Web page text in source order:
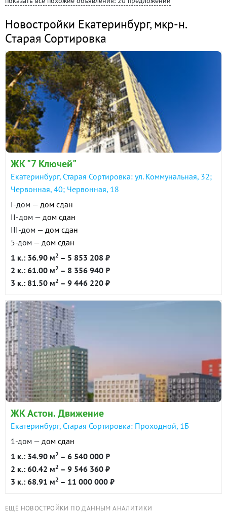
Новостройки Екатеринбург,мкр-н.
Старая Сортировка
ЖК "7 Ключей"
Екатеринбург, Старая Сортировка: ул. Коммунальная, 32;
Червонная, 40; Червонная, 18
I-дом — дом сдан
II-дом — дом сдан
III-дом — дом сдан
5-дом — дом сдан
1 к.: 36.90 м2 – 5 853 208 ₽
2 к.: 61.00 м2 – 8 356 940 ₽
3 к.: 81.50 м2 – 9 446 220 ₽
ЖК Астон. Движение
Екатеринбург, Старая Сортировка: Проходной, 1Б
1-дом — дом сдан
1 к.: 34.90 м2 – 6 540 000 ₽
2 к.: 60.42 м2 – 9 546 360 ₽
3 к.: 68.91 м2 – 11 000 000 ₽
ЕЩЁ НОВОСТРОЙКИ ПО ДАННЫМ АНАЛИТИКИ